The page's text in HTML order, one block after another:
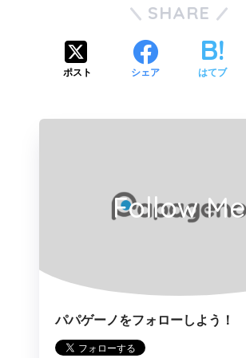
SHARE
ポスト シェア はてブ
Follow Me
パパゲーノをフォローしよう！